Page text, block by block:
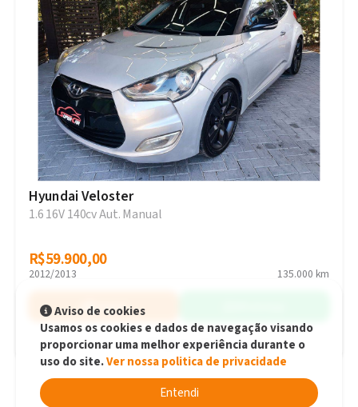
Hyundai Veloster
1.6 16V 140cv Aut. Manual
R$59.900,00
R$59.900,00
2012/2013 135.000 km
Simular
Tijucas - SC
Aviso de cookies
Usamos os cookies e dados de navegação visando
proporcionar uma melhor experiência durante o
uso do site.Ver nossa politica de privacidade
Entendi